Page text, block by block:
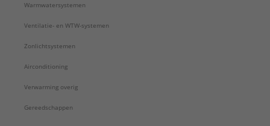
Warmwatersystemen
Ventilatie- en WTW-systemen
Zonlichtsystemen
Airconditioning
Verwarming overig
Gereedschappen